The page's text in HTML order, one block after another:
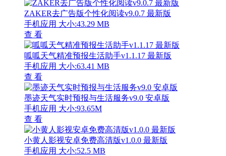
ZAKER去广告版个性化阅读v9.0.7 最新版
手机应用 大小:43.29 MB
查 看
呱呱天气精准预报生活助手v1.1.17 最新版
手机应用 大小:63.41 MB
查 看
墨迹天气实时预报与生活服务v9.0 安卓版
手机应用 大小:93.65M
查 看
小黄人影视安卓免费高清版v1.0.0 最新版
手机应用 大小:52.5 MB